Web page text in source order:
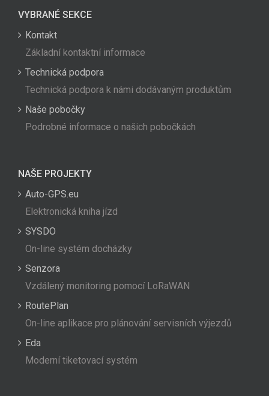
VYBRANÉ SEKCE
Kontakt
Základní kontaktní informace
Technická podpora
Technická podpora k námi dodávaným produktům
Naše pobočky
Podrobné informace o našich pobočkách
NAŠE PROJEKTY
Auto-GPS.eu
Elektronická kniha jízd
SYSDO
On-line systém docházky
Senzora
Vzdálený monitoring pomocí LoRaWAN
RoutePlan
On-line aplikace pro plánování servisních výjezdů
Eda
Moderní tiketovací systém